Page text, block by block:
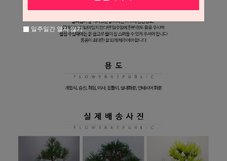
일주일간 열지 않기